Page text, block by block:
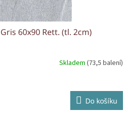
60x90 Rett. (tl. 2cm)
Skladem (73,5 balení)
Do košíku